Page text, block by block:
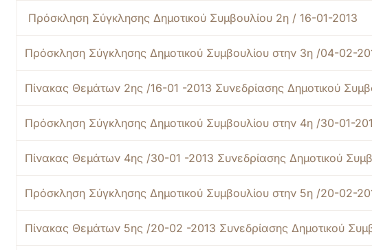
Πρόσκληση Σύγκλησης Δημοτικού Συμβουλίου 2η / 16-01-2013
Πρόσκληση Σύγκλησης Δημοτικού Συμβουλίου στην 3η /04-02-
Πίνακας Θεμάτων 2ης /16-01 -2013 Συνεδρίασης Δημοτικού
Πρόσκληση Σύγκλησης Δημοτικού Συμβουλίου στην 4η /30-01-
Πίνακας Θεμάτων 4ης /30-01 -2013 Συνεδρίασης Δημοτικού
Πρόσκληση Σύγκλησης Δημοτικού Συμβουλίου στην 5η /20-02-
Πίνακας Θεμάτων 5ης /20-02 -2013 Συνεδρίασης Δημοτικού